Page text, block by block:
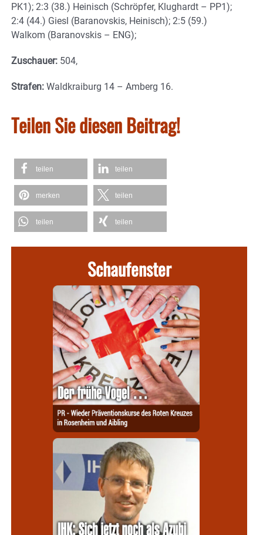
PK1); 2:3 (38.) Heinisch (Schröpfer, Klughardt – PP1);
2:4 (44.) Giesl (Baranovskis, Heinisch); 2:5 (59.)
Walkom (Baranovskis – ENG);
Zuschauer: 504,
Strafen: Waldkraiburg 14 – Amberg 16.
Teilen Sie diesen Beitrag!
teilen teilen
merken teilen
teilen teilen
Schaufenster